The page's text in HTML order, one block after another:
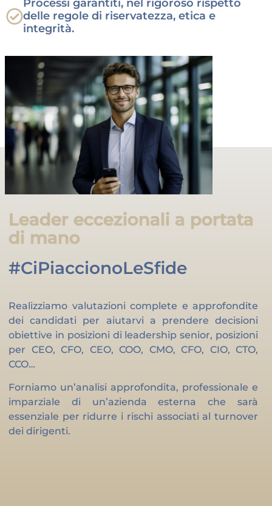
Processi garantiti, nel rigoroso rispetto
delle regole di riservatezza, etica e
integrità.
Leader eccezionali a portata
di mano
#CiPiaccionoLeSfide
Realizziamo valutazioni complete e approfondite
dei candidati per aiutarvi a prendere decisioni
obiettive in posizioni di leadership senior, posizioni
per CEO, CFO, CEO, COO, CMO, CFO, CIO, CTO,
CCO…
Forniamo un’analisi approfondita, professionale e
imparziale di un’azienda esterna che sarà
essenziale per ridurre i rischi associati al turnover
dei dirigenti.